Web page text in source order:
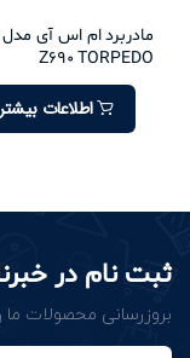
Z690 TORPEDO
اطلاعات بیشتر
ثبت نام در
بروزرسانی محصولات ما